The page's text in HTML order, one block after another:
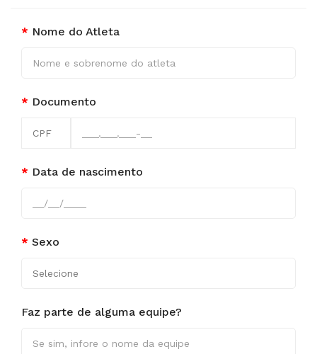
Nome do Atleta
Documento
Data de nascimento
Sexo
Faz parte de alguma equipe?